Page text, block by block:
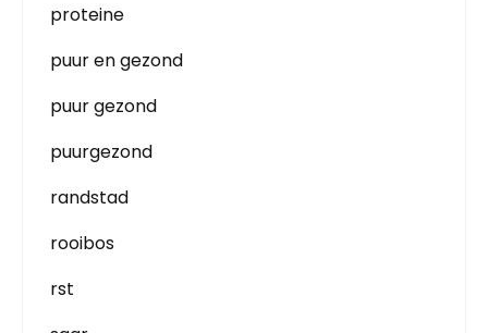
proteine
puur en gezond
puur gezond
puurgezond
randstad
rooibos
rst